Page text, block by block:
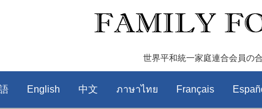
世界平和統一家庭連合会員の
English 中文 ภาษาไทย Français